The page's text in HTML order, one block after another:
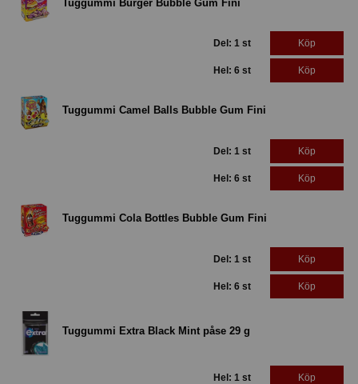
Tuggummi Burger Bubble Gum Fini
Del: 1 st Köp
Hel: 6 st Köp
Tuggummi Camel Balls Bubble Gum Fini
Del: 1 st Köp
Hel: 6 st Köp
Tuggummi Cola Bottles Bubble Gum Fini
Del: 1 st Köp
Hel: 6 st Köp
Tuggummi Extra Black Mint påse 29 g
Hel: 1 st Köp